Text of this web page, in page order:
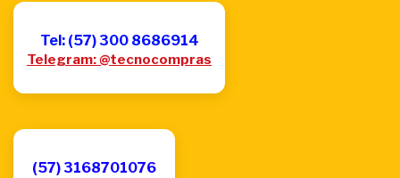
Tel: (57) 300 8686914
Telegram: @tecnocompras
(57) 3168701076